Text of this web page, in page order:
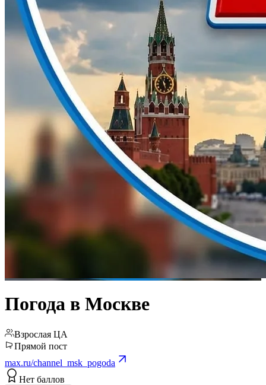
Погода в Москве
Взрослая ЦА
Прямой пост
max.ru/channel_msk_pogoda
Нет баллов